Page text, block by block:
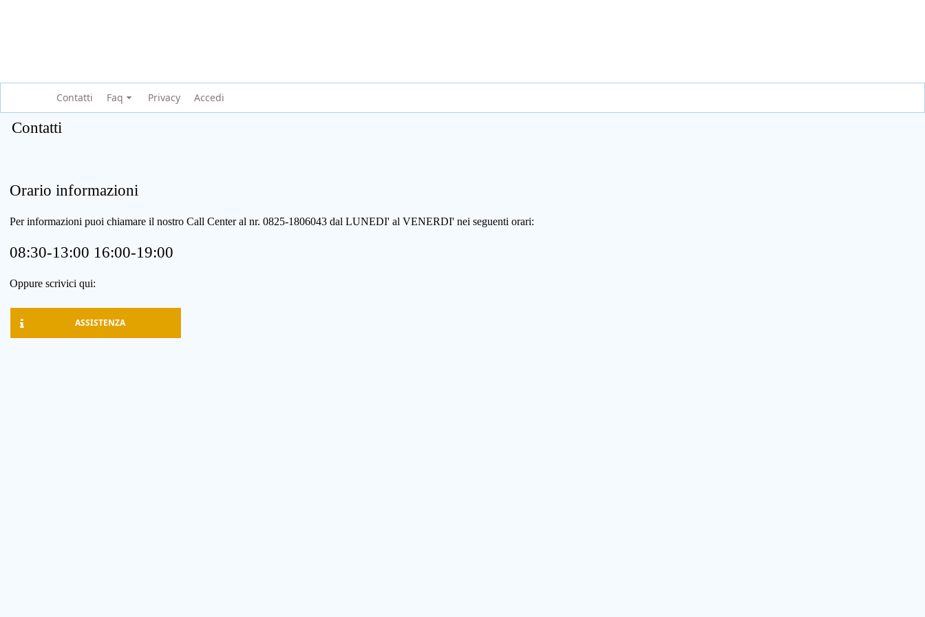
Contatti Faq Privacy Accedi
Contatti
Orario informazioni
Per informazioni puoi chiamare il nostro Call Center al nr. 0825-1806043 dal LUNEDI' al VENERDI' nei seguenti orari:
08:30-13:00 16:00-19:00
Oppure scrivici qui:
ASSISTENZA